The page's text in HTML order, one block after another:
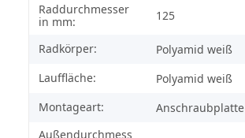
Raddurchmesser
in mm:
125
Radkörper:
Polyamid weiß
Lauffläche:
Polyamid weiß
Montageart:
Anschraubplatte
Außendurchmess